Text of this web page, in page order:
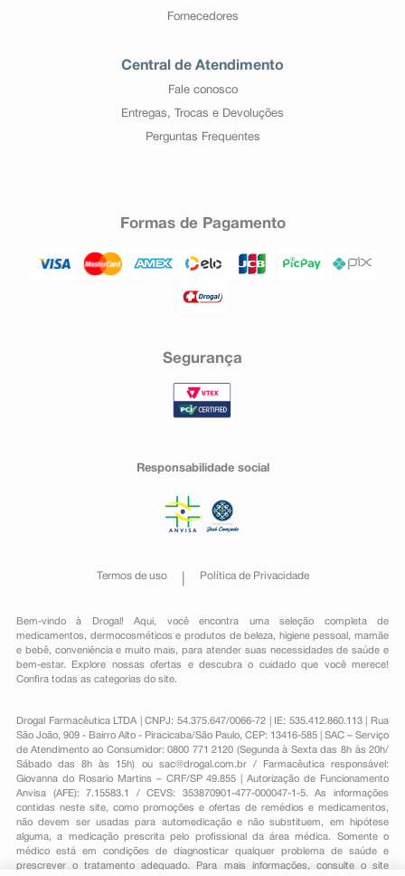
Fornecedores
Central de Atendimento
Fale conosco
Entregas, Trocas e Devoluções
Perguntas Frequentes
Formas de Pagamento
Segurança
Responsabilidade social
Termos de uso Política de Privacidade
Bem-vindo à Drogal! Aqui, você encontra uma seleção completa de
medicamentos , dermocosméticos e produtos de beleza, higiene pessoal ,mamãe
e bebê, conveniênciae muito mais, para atender suas necessidades de saúde e
bem-estar. Explore nossas ofertas e descubra o cuidado que você merece!
Confira todas as categorias do site.
Drogal Farmacêutica LTDA | CNPJ: 54.375.647/0066-72 | IE: 535.412.860.113 | Rua
São João, 909 - Bairro Alto - Piracicaba/São Paulo, CEP: 13416-585 | SAC – Serviço
de Atendimento ao Consumidor: 0800 771 2120 (Segunda à Sexta das 8h às 20h/
Sábado das 8h às 15h) ou sac@drogal.com.br/ Farmacêutica responsável:
Giovanna do Rosario Martins – CRF/SP 49.855 | Autorização de Funcionamento
Anvisa (AFE): 7.15583.1 / CEVS: 353870901-477-000047-1-5. As informações
contidas neste site, como promoções e ofertas de remédios e medicamentos,
não devem ser usadas para automedicação e não substituem, em hipótese
alguma, a medicação prescrita pelo profissional da área médica. Somente o
médico está em condições de diagnosticar qualquer problema de saúde e
prescrever o tratamento adequado. Para mais informações, consulte o site